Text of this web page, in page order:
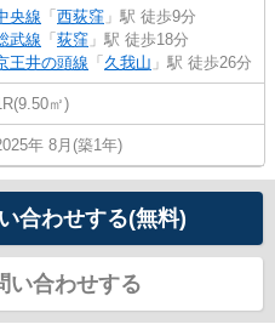
央線 「 西荻窪 」駅 徒歩9分
武線 「 荻窪 」駅 徒歩18分
王井の頭線 「 久我山 」駅 徒歩26分
㎡)
年 8月(築1年)
合わせする(無料)
い合わせする